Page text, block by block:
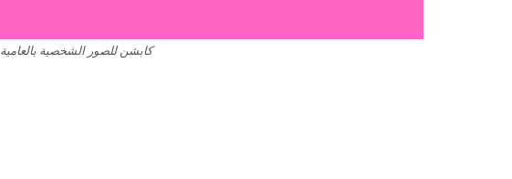
كابشن للصور الشخصية بالعامية